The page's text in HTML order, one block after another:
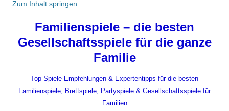
Zum Inhalt springen
Familienspiele – die besten
Gesellschaftsspiele für die ganze
Familie
Top Spiele-Empfehlungen & Expertentipps für die besten
Familienspiele, Brettspiele, Partyspiele & Gesellschaftsspiele für
Familien